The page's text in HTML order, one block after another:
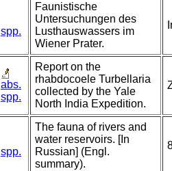
spp.
Faunistische
Untersuchungen des
Lusthauswassers im
Wiener Prater.
abs.
spp.
Report on the
rhabdocoele Turbellaria
collected by the Yale
North India Expedition.
spp.
The fauna of rivers and
water reservoirs. [In
Russian] (Engl.
summary).